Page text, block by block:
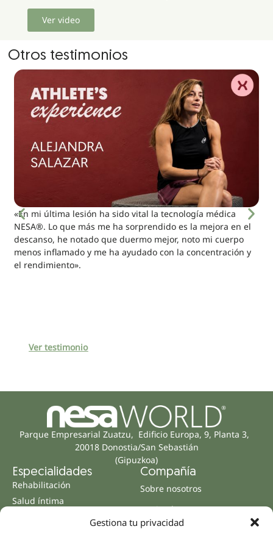
Gestiona tu privacidad
Ver video
Otros testimonios
«En mi última lesión ha sido vital la tecnología médica
NESA®. Lo que más me ha sorprendido es la mejora en el
descanso, he notado que duermo mejor, noto mi cuerpo
menos inflamado y me ha ayudado con la concentración y
el rendimiento».
Ver testimonio
Parque Empresarial Zuatzu, Edificio Europa, 9, Planta 3,
20018 Donostia/San Sebastián
(Gipuzkoa)
Especialidades
Rehabilitación
Salud íntima
Compañía
Sobre nosotros
Equipo humano
Distribuidores